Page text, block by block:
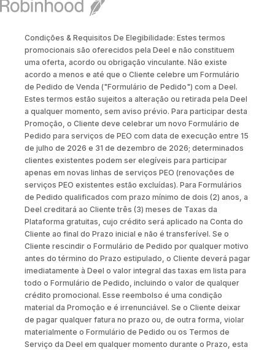
Condições & Requisitos De Elegibilidade: Estes termos
promocionais são oferecidos pela Deel e não constituem
uma oferta, acordo ou obrigação vinculante. Não existe
acordo a menos e até que o Cliente celebre um Formulário
de Pedido de Venda ("Formulário de Pedido") com a Deel.
Estes termos estão sujeitos a alteração ou retirada pela Deel
a qualquer momento, sem aviso prévio. Para participar desta
Promoção, o Cliente deve celebrar um novo Formulário de
Pedido para serviços de PEO com data de execução entre 15
de julho de 2026 e 31 de dezembro de 2026; determinados
clientes existentes podem ser elegíveis para participar
apenas em novas linhas de serviços PEO (renovações de
serviços PEO existentes estão excluídas). Para Formulários
de Pedido qualificados com prazo mínimo de dois (2) anos, a
Deel creditará ao Cliente três (3) meses de Taxas da
Plataforma gratuitas, cujo crédito será aplicado na Conta do
Cliente ao final do Prazo inicial e não é transferível. Se o
Cliente rescindir o Formulário de Pedido por qualquer motivo
antes do término do Prazo estipulado, o Cliente deverá pagar
imediatamente à Deel o valor integral das taxas em lista para
todo o Formulário de Pedido, incluindo o valor de qualquer
crédito promocional. Esse reembolso é uma condição
material da Promoção e é irrenunciável. Se o Cliente deixar
de pagar qualquer fatura no prazo ou, de outra forma, violar
materialmente o Formulário de Pedido ou os Termos de
Serviço da Deel em qualquer momento durante o Prazo, esta